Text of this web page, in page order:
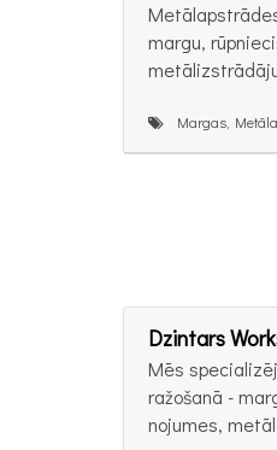
margu,
Margas,
Dzintars
Mēs
ražošanā -
nojumes,